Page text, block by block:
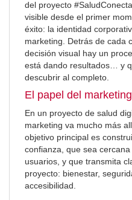
del proyecto
visible desde el primer
éxito: la identidad
marketing. Detrás de cada
decisión visual hay un
está dando resultados… y
descubrir al completo.
El papel del
En un proyecto de salud
marketing va mucho más
objetivo principal es
confianza, que sea
usuarios, y que transmita
proyecto: bienestar,
accesibilidad.